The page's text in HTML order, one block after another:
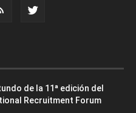
de la 11ª edición del
Recruitment Forum